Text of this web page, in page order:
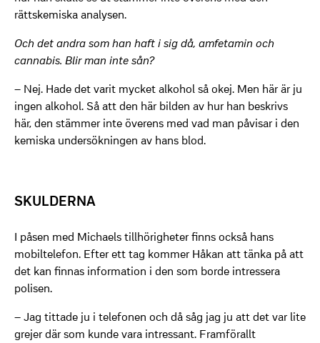
rättskemiska analysen.
Och det andra som han haft i sig då, amfetamin och
cannabis. Blir man inte sån?
– Nej. Hade det varit mycket alkohol så okej. Men här är ju
ingen alkohol. Så att den här bilden av hur han beskrivs
här, den stämmer inte överens med vad man påvisar i den
kemiska undersökningen av hans blod.
SKULDERNA
I påsen med Michaels tillhörigheter finns också hans
mobiltelefon. Efter ett tag kommer Håkan att tänka på att
det kan finnas information i den som borde intressera
polisen.
– Jag tittade ju i telefonen och då såg jag ju att det var lite
grejer där som kunde vara intressant. Framförallt